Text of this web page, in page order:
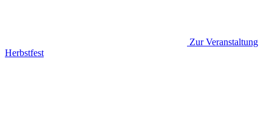
Zur Veranstaltung
Herbstfest